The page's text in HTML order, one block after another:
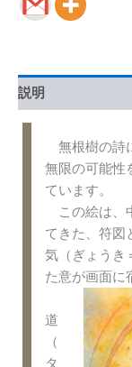
説明
無根樹の詩
無限の可能性
ています。
この絵は、
てきた、符図
気（ぎょうき
た意が画面に
道
（
タ